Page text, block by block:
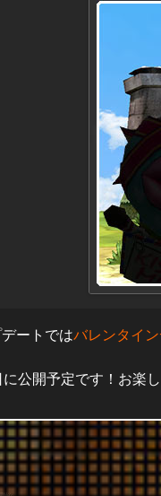
ートではバレンタイ
公開予定です！お楽し